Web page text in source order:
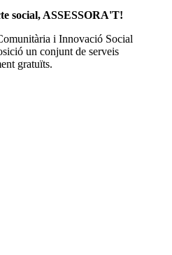
social, ASSESSORA'T!
i Innovació Social
un conjunt de serveis
gratuïts.